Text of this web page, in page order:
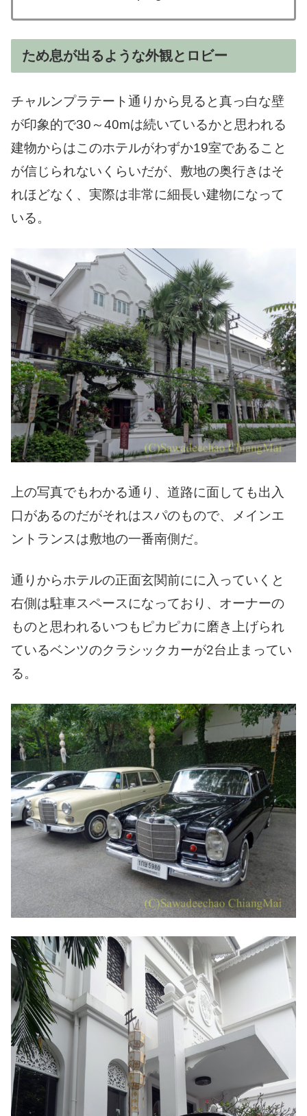
ため息が出るような外観とロビー
チャルンプラテート通りから見ると真っ白な壁
が印象的で30～40mは続いているかと思われる
建物からはこのホテルがわずか19室であること
が信じられないくらいだが、敷地の奥行きはそ
れほどなく、実際は非常に細長い建物になって
いる。
上の写真でもわかる通り、道路に面しても出入
口があるのだがそれはスパのもので、メインエ
ントランスは敷地の一番南側だ。
通りからホテルの正面玄関前にに入っていくと
右側は駐車スペースになっており、オーナーの
ものと思われるいつもピカピカに磨き上げられ
ているベンツのクラシックカーが2台止まってい
る。